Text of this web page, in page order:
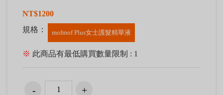
NT$1200
規格：
mofmof Plus女士護髮精華液
※ 此商品有最低購買數量限制 : 1